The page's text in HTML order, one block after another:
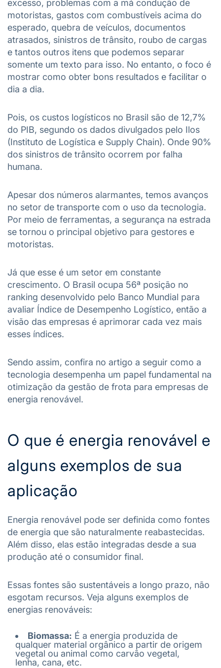
excesso, problemas com a má condução de
motoristas, gastos com combustíveis acima do
esperado, quebra de veículos, documentos
atrasados, sinistros de trânsito, roubo de cargas
e tantos outros itens que podemos separar
somente um texto para isso. No entanto, o foco é
mostrar como obter bons resultados e facilitar o
dia a dia.
Pois, os custos logísticos no Brasil são de 12,7%
do PIB, segundo os dados divulgados pelo Ilos
(Instituto de Logística e Supply Chain). Onde 90%
dos sinistros de trânsito ocorrem por falha
humana.
Apesar dos números alarmantes, temos avanços
no setor de transporte com o uso da tecnologia.
Por meio de ferramentas, a segurança na estrada
se tornou o principal objetivo para gestores e
motoristas.
Já que esse é um setor em constante
crescimento. O Brasil ocupa 56ª posição no
ranking desenvolvido pelo Banco Mundial para
avaliar Índice de Desempenho Logístico, então a
visão das empresas é aprimorar cada vez mais
esses índices.
Sendo assim, confira no artigo a seguir como a
tecnologia desempenha um papel fundamental na
otimização da gestão de frota para empresas de
energia renovável.
O que é energia renovável e
alguns exemplos de sua
aplicação
Energia renovável pode ser definida como fontes
de energia que são naturalmente reabastecidas.
Além disso, elas estão integradas desde a sua
produção até o consumidor final.
Essas fontes são sustentáveis a longo prazo, não
esgotam recursos. Veja alguns exemplos de
energias renováveis:
Biomassa: É a energia produzida de
qualquer material orgânico a partir de origem
vegetal ou animal como carvão vegetal,
lenha, cana, etc.